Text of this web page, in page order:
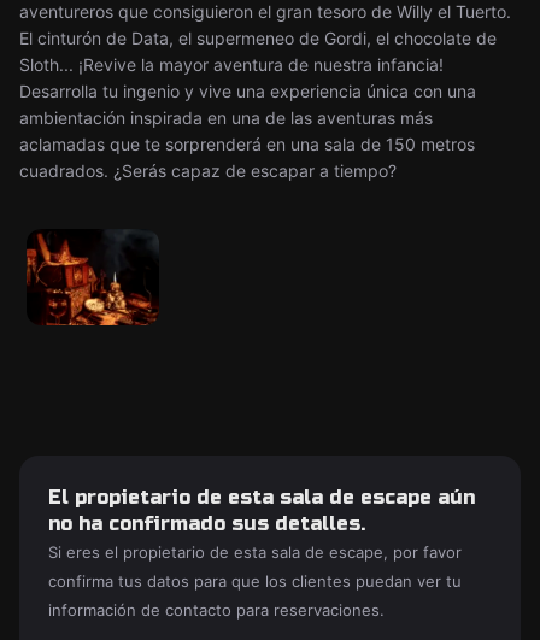
aventureros que consiguieron el gran tesoro de Willy el Tuerto.
El cinturón de Data, el supermeneo de Gordi, el chocolate de
Sloth... ¡Revive la mayor aventura de nuestra infancia!
Desarrolla tu ingenio y vive una experiencia única con una
ambientación inspirada en una de las aventuras más
aclamadas que te sorprenderá en una sala de 150 metros
cuadrados. ¿Serás capaz de escapar a tiempo?
El propietario de esta sala de escape aún
no ha confirmado sus detalles.
Si eres el propietario de esta sala de escape, por favor
confirma tus datos para que los clientes puedan ver tu
información de contacto para reservaciones.